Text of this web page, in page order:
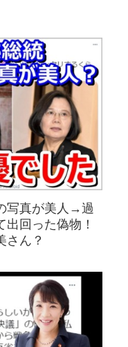
写真が美人→過
回った偽物！
さん？